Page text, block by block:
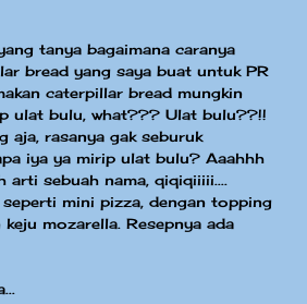
tanya bagaimana caranya
bread yang saya buat untuk PR
caterpillar bread mungkin
ulat bulu, what??? Ulat bulu??!!
aja, rasanya gak seburuk
iya ya mirip ulat bulu? Aaahhh
arti sebuah nama, qiqiqiiiii....
seperti mini pizza, dengan topping
mozarella. Resepnya ada